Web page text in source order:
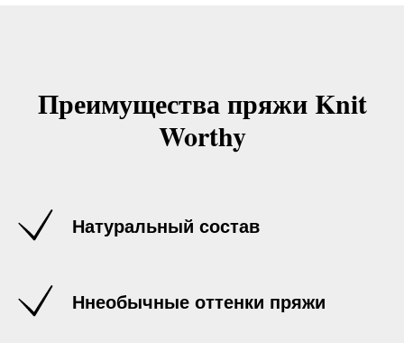
Преимущества пряжи Knit
Worthy
Натуральный состав
Ннеобычные оттенки пряжи